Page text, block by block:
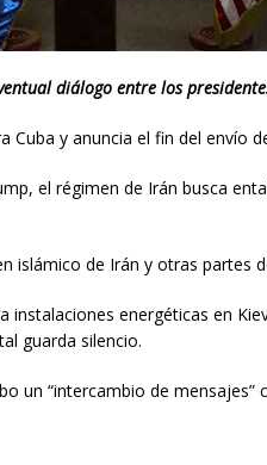
diálogo entre los
y anuncia el fin del envío
el régimen de Irán busca
islámico de Irán y otras partes
energéticas en
guarda silencio.
un “intercambio de mensajes”